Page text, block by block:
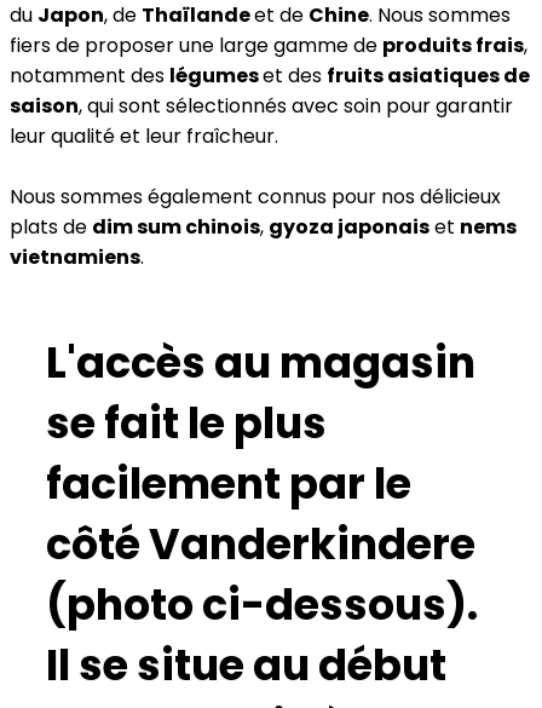
du Japon, de Thaïlandeet de Chine. Nous sommes
fiers de proposer une large gamme de produits frais,
notamment des légumeset des fruits asiatiques de
saison, qui sont sélectionnés avec soin pour garantir
leur qualité et leur fraîcheur.
Nous sommes également connus pour nos délicieux
plats de dim sumchinois, gyoza japonaiset nems
vietnamiens.
L'accès au magasin
se fait le plus
facilement par le
côté Vanderkindere
(photo ci-dessous).
Il se situe au début